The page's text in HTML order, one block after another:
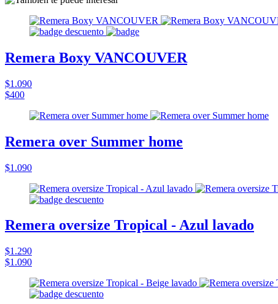
Remera Boxy VANCOUVER
$1.090
$400
Remera over Summer home
$1.090
Remera oversize Tropical - Azul lavado
$1.290
$1.090